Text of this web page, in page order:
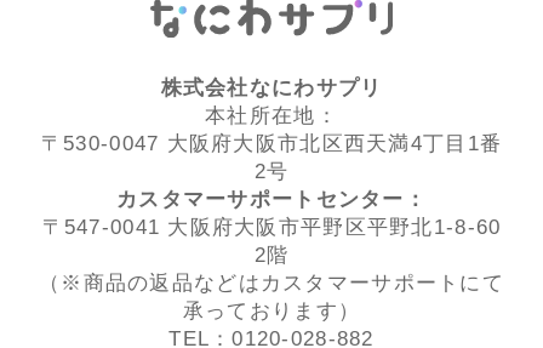
株式会社なにわサプリ
本社所在地：
〒530-0047 大阪府大阪市北区西天満4丁目1番
2号
カスタマーサポートセンター：
〒547-0041 大阪府大阪市平野区平野北1-8-60
2階
（※商品の返品などはカスタマーサポートにて
承っております）
TEL：0120-028-882